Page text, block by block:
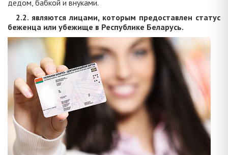
дедом, бабкой и внуками.
2.2. являются лицами, которым предоставлен статус
беженца или убежище в Республике Беларусь.